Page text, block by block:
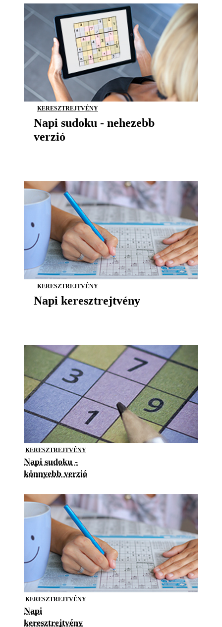
KERESZTREJTVÉNY
Napi sudoku - nehezebb
verzió
KERESZTREJTVÉNY
Napi keresztrejtvény
KERESZTREJTVÉNY
Napi sudoku -
könnyebb verzió
KERESZTREJTVÉNY
Napi
keresztrejtvény